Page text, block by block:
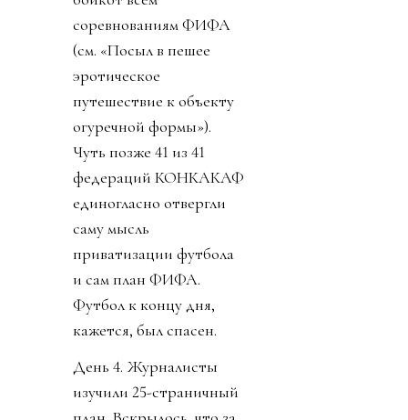
закрытыми комментами
диктатор, в лучших
традициях маньяка-
потрошителя вышел с
видео, объясняя, что его
план не продажа и что
всем очень хорошо от
этого будет. И тут
свершилось. Лысый
коррупционер
совершил чудо. Европа,
не могущая
договориться какие
дырочки в розетках
должны быть,
объединилась. Все 55